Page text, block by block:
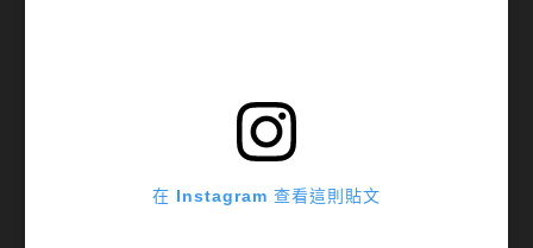
在 Instagram 查看這則貼文